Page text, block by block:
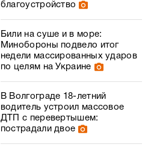
благоустройство
Били на суше и в море:
Минобороны подвело итог
недели массированных ударов
по целям на Украине
В Волгограде 18-летний
водитель устроил массовое
ДТП с перевертышем:
пострадали двое